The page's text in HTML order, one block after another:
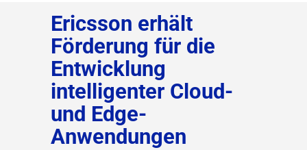
Ericsson erhält
Förderung für die
Entwicklung
intelligenter Cloud-
und Edge-
Anwendungen